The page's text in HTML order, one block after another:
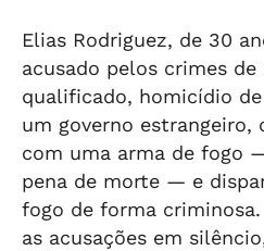
Elias Rodriguez, de 30
acusado pelos crimes
qualificado, homicídio
um governo estrangeiro,
com uma arma de fogo
pena de morte — e
fogo de forma
as acusações em